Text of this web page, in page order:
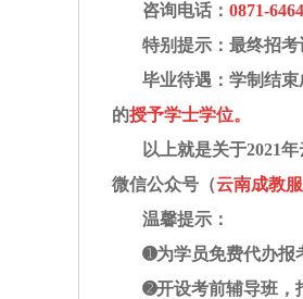
咨询电话 ： 0871-
特别提示 ：最终招
毕业待遇 ：学制结
的授予学士学位。
以上就是关于2021
微信公众号（云南成教
温馨提示：
➊为学员免费代办报
➋开设考前辅导班，